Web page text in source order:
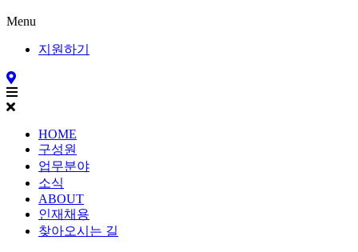
Menu
지원하기
HOME
구성원
업무분야
소식
ABOUT
인재채용
찾아오시는 길